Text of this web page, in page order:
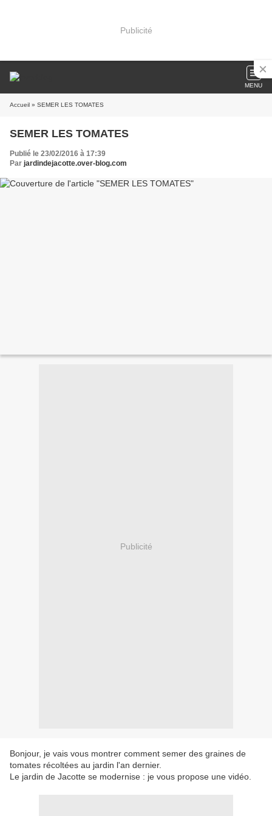
Publicité
MENU
Accueil » SEMER LES TOMATES
SEMER LES TOMATES
Publié le 23/02/2016 à 17:39
Par jardindejacotte.over-blog.com
Publicité
Bonjour, je vais vous montrer comment semer des graines de
tomates récoltées au jardin l'an dernier.
Le jardin de Jacotte se modernise : je vous propose une vidéo.